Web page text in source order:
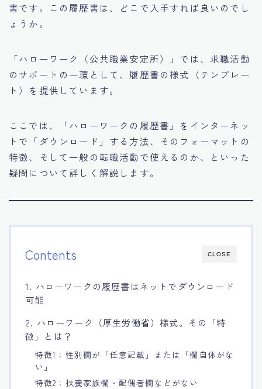
14.デジタル化やAIの進化がもたらす影響
書です。この履歴書は、どこで入手すれば良いのでし
ょうか。
「ハローワーク（公共職業安定所）」では、求職活動
のサポートの一環として、履歴書の様式（テンプレー
ト）を提供しています。
ここでは、「ハローワークの履歴書」をインターネッ
トで「ダウンロード」する方法、そのフォーマットの
特徴、そして一般の転職活動で使えるのか、といった
疑問について詳しく解説します。
CLOSE
Contents
1. ハローワークの履歴書はネットでダウンロード
可能
2. ハローワーク（厚生労働省）様式。その「特
徴」とは？
特徴1：性別欄が「任意記載」または「欄自体がな
い」
特徴2：扶養家族欄・配偶者欄などがない